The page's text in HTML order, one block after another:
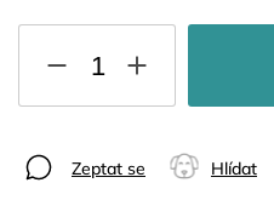
Zeptat se Hlídat